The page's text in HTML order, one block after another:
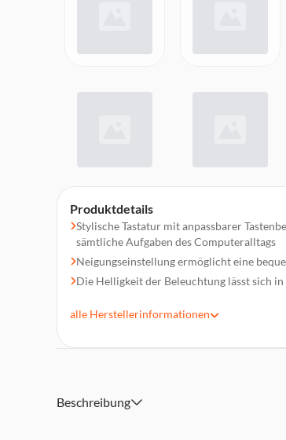
Produktdetails
Stylische Tastatur mit anpassbarer
sämtliche Aufgaben des Computeralltags
Neigungseinstellung ermöglicht eine
Die Helligkeit der Beleuchtung lässt sich
Hintergrundbeleuchtung für optimales
alle Herstellerinformationen
Beschreibung